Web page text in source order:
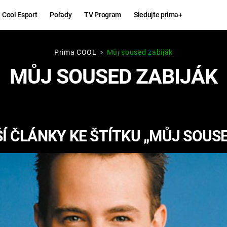
Cool Esport Pořady TV Program Sledujte prima+
Hry
KINGDOM
COME:
DELIVERANCE
Zábava
Prima COOL Můj soused zabiják
MŮJ SOUSED ZABIJÁK
ČLÁNKY KE ŠTÍTKU „MŮJ